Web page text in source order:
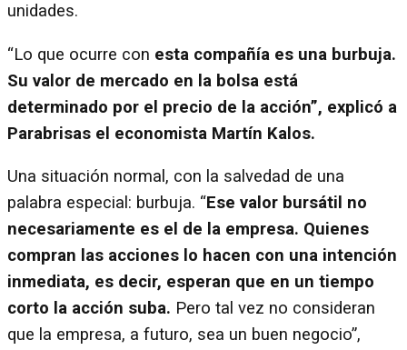
unidades.
“Lo que ocurre con esta compañía es una burbuja.
Su valor de mercado en la bolsa está
determinado por el precio de la acción”, explicó a
Parabrisas el economista Martín Kalos.
Una situación normal, con la salvedad de una
palabra especial: burbuja. “Ese valor bursátil no
necesariamente es el de la empresa. Quienes
compran las acciones lo hacen con una intención
inmediata, es decir, esperan que en un tiempo
corto la acción suba. Pero tal vez no consideran
que la empresa, a futuro, sea un buen negocio”,